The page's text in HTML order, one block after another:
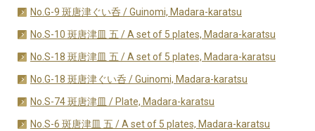
No.G-9 斑唐津ぐい呑 / Guinomi, Madara-karatsu
No.S-10 斑唐津皿 五 / A set of 5 plates, Madara-karatsu
No.S-18 斑唐津皿 五 / A set of 5 plates, Madara-karatsu
No.G-18 斑唐津ぐい呑 / Guinomi, Madara-karatsu
No.S-74 斑唐津皿 / Plate, Madara-karatsu
No.S-6 斑唐津皿 五 / A set of 5 plates, Madara-karatsu